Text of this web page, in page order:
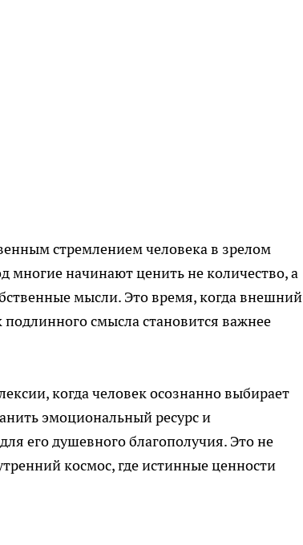
стремлением человека в зрелом
многие начинают ценить не количество, а
мысли. Это время, когда внешний
смысла становится важнее
когда человек осознанно выбирает
эмоциональный ресурс и
его душевного благополучия. Это не
космос, где истинные ценности